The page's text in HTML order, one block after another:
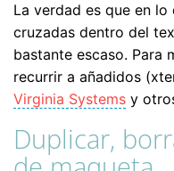
La verdad es que en
cruzadas dentro del
bastante escaso. Para
recurrir a añadidos
Virginia Systems y
Duplicar,